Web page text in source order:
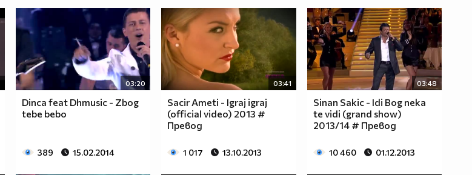
03:20
Dinca feat Dhmusic - Zbog
tebe bebo
389 15.02.2014
03:41
Sacir Ameti - Igraj igraj
(official video) 2013 #
Превод
1 017 13.10.2013
03:48
Sinan Sakic - Idi Bog neka
te vidi (grand show)
2013/14 # Превод
10 460 01.12.2013